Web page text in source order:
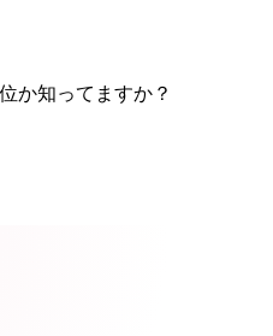
か知ってますか？